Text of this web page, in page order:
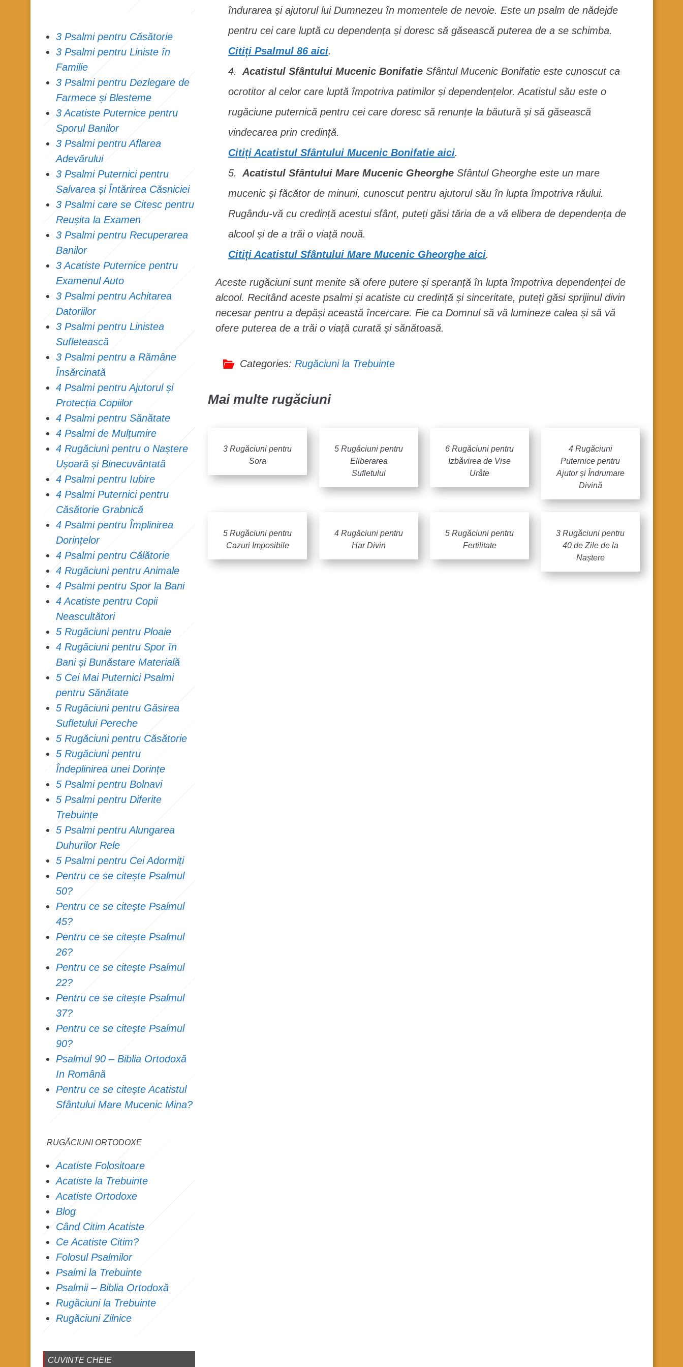
îndurarea și ajutorul lui Dumnezeu în momentele de nevoie. Este un psalm de nădejde
pentru cei care luptă cu dependența și doresc să găsească puterea de a se schimba.
Citiți Psalmul 86 aici.
Acatistul Sfântului Mucenic Bonifatie Sfântul Mucenic Bonifatie este cunoscut ca
ocrotitor al celor care luptă împotriva patimilor și dependențelor. Acatistul său este o
rugăciune puternică pentru cei care doresc să renunțe la băutură și să găsească
vindecarea prin credință.
Citiți Acatistul Sfântului Mucenic Bonifatie aici.
Acatistul Sfântului Mare Mucenic Gheorghe Sfântul Gheorghe este un mare
mucenic și făcător de minuni, cunoscut pentru ajutorul său în lupta împotriva răului.
Rugându-vă cu credință acestui sfânt, puteți găsi tăria de a vă elibera de dependența de
alcool și de a trăi o viață nouă.
Citiți Acatistul Sfântului Mare Mucenic Gheorghe aici.
Aceste rugăciuni sunt menite să ofere putere și speranță în lupta împotriva dependenței de
alcool. Recitând aceste psalmi și acatiste cu credință și sinceritate, puteți găsi sprijinul divin
necesar pentru a depăși această încercare. Fie ca Domnul să vă lumineze calea și să vă
ofere puterea de a trăi o viață curată și sănătoasă.
Categories:Rugăciuni la Trebuinte
Mai multe rugăciuni
3 Rugăciuni pentru
Sora
5 Rugăciuni pentru
Eliberarea
Sufletului
6 Rugăciuni pentru
Izbăvirea de Vise
Urâte
4 Rugăciuni
Puternice pentru
Ajutor și Îndrumare
Divină
5 Rugăciuni pentru
Cazuri Imposibile
4 Rugăciuni pentru
Har Divin
5 Rugăciuni pentru
Fertilitate
3 Rugăciuni pentru
40 de Zile de la
Naștere
3 Psalmi pentru Căsătorie
3 Psalmi pentru Liniste în
Familie
3 Psalmi pentru Dezlegare de
Farmece și Blesteme
3 Acatiste Puternice pentru
Sporul Banilor
3 Psalmi pentru Aflarea
Adevărului
3 Psalmi Puternici pentru
Salvarea și Întărirea Căsniciei
3 Psalmi care se Citesc pentru
Reușita la Examen
3 Psalmi pentru Recuperarea
Banilor
3 Acatiste Puternice pentru
Examenul Auto
3 Psalmi pentru Achitarea
Datoriilor
3 Psalmi pentru Linistea
Sufletească
3 Psalmi pentru a Rămâne
Însărcinată
4 Psalmi pentru Ajutorul și
Protecția Copiilor
4 Psalmi pentru Sănătate
4 Psalmi de Mulțumire
4 Rugăciuni pentru o Naștere
Ușoară și Binecuvântată
4 Psalmi pentru Iubire
4 Psalmi Puternici pentru
Căsătorie Grabnică
4 Psalmi pentru Împlinirea
Dorințelor
4 Psalmi pentru Călătorie
4 Rugăciuni pentru Animale
4 Psalmi pentru Spor la Bani
4 Acatiste pentru Copii
Neascultători
5 Rugăciuni pentru Ploaie
4 Rugăciuni pentru Spor în
Bani și Bunăstare Materială
5 Cei Mai Puternici Psalmi
pentru Sănătate
5 Rugăciuni pentru Găsirea
Sufletului Pereche
5 Rugăciuni pentru Căsătorie
5 Rugăciuni pentru
Îndeplinirea unei Dorințe
5 Psalmi pentru Bolnavi
5 Psalmi pentru Diferite
Trebuințe
5 Psalmi pentru Alungarea
Duhurilor Rele
5 Psalmi pentru Cei Adormiți
Pentru ce se citește Psalmul
50?
Pentru ce se citește Psalmul
45?
Pentru ce se citește Psalmul
26?
Pentru ce se citește Psalmul
22?
Pentru ce se citește Psalmul
37?
Pentru ce se citește Psalmul
90?
Psalmul 90 – Biblia Ortodoxă
In Română
Pentru ce se citește Acatistul
Sfântului Mare Mucenic Mina?
RUGĂCIUNI ORTODOXE
Acatiste Folositoare
Acatiste la Trebuinte
Acatiste Ortodoxe
Blog
Când Citim Acatiste
Ce Acatiste Citim?
Folosul Psalmilor
Psalmi la Trebuinte
Psalmii – Biblia Ortodoxă
Rugăciuni la Trebuinte
Rugăciuni Zilnice
CUVINTE CHEIE